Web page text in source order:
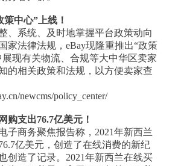
策中心”上线！
、系统、及时地掌握平台政策动向
家法律法规，eBay现隆重推出“政策
展现有关物流、合规等大中华区卖家
的相关政策和法规，以方便卖家查
newcms/policy_center/
购支出76.7亿美元！
子商务聚焦报告称，2021年新西兰
亿美元，创造了在线消费的新纪
创造了记录。2021年新西兰在线买